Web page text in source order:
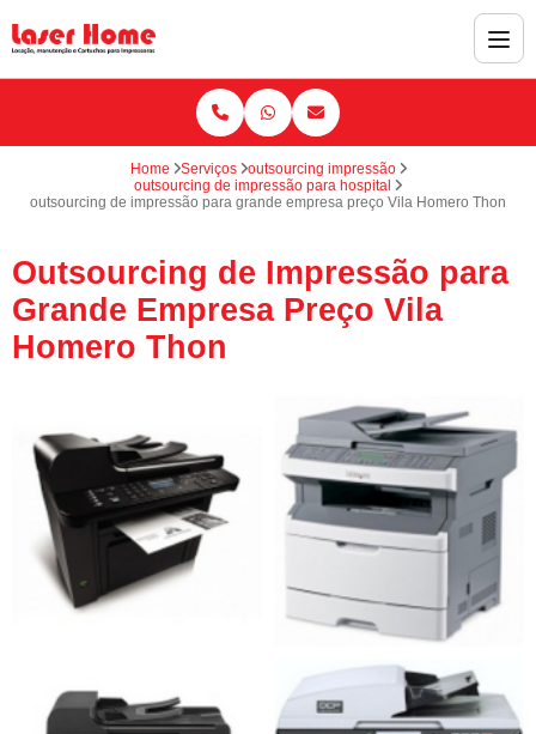
Home Serviços
outsourcing impressão
outsourcing de impressão para hospital
outsourcing de impressão para grande empresa preço Vila Homero Thon
Outsourcing de Impressão para
Grande Empresa Preço Vila
Homero Thon